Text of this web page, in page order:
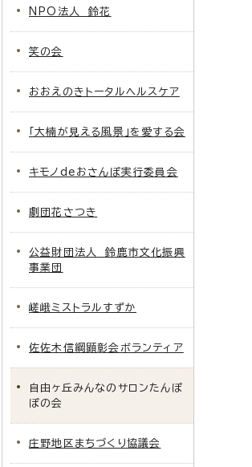
NPO法人 鈴花
笑の会
おおえのきトータルヘルスケア
「大楠が見える風景」を愛する会
キモノdeおさんぽ実行委員会
劇団花さつき
公益財団法人 鈴鹿市文化振興
事業団
嵯峨ミストラルすずか
佐佐木信綱顕彰会ボランティア
自由ヶ丘みんなのサロンたんぽ
ぽの会
庄野地区まちづくり協議会